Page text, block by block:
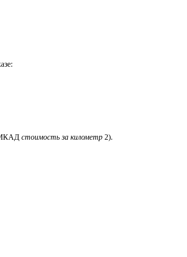
МКАД стоимость за километр 2).